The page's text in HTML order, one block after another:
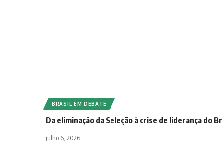
BRASIL EM DEBATE
Da eliminação da Seleção à crise de liderança do
julho 6, 2026